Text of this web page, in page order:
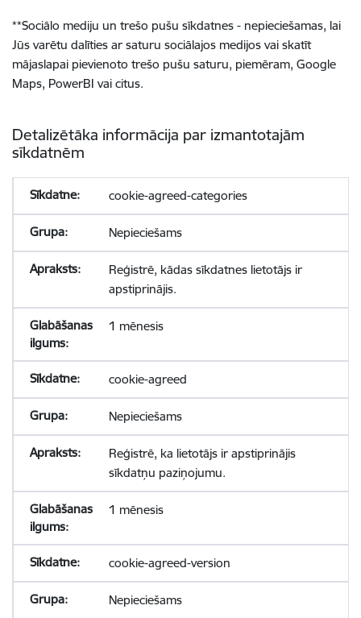
**Sociālo mediju un trešo pušu sīkdatnes - nepieciešamas, lai
Jūs varētu dalīties ar saturu sociālajos medijos vai skatīt
mājaslapai pievienoto trešo pušu saturu, piemēram, Google
Maps, PowerBI vai citus.
Detalizētāka informācija par izmantotajām
sīkdatnēm
cookie-agreed-categories
Nepieciešams
Reģistrē, kādas sīkdatnes lietotājs ir
apstiprinājis.
1 mēnesis
cookie-agreed
Nepieciešams
Reģistrē, ka lietotājs ir apstiprinājis
sīkdatņu paziņojumu.
1 mēnesis
cookie-agreed-version
Nepieciešams